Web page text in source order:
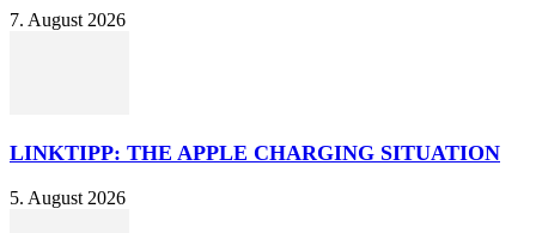
7. August 2026
LINKTIPP: THE APPLE CHARGING SITUATION
5. August 2026